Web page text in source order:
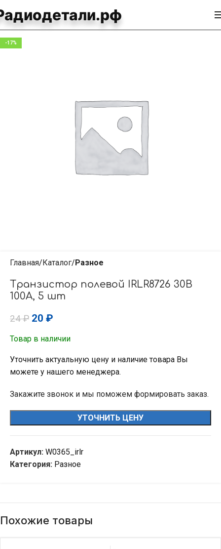
-17%
Главная Каталог Разное
Транзистор полевой IRLR8726 30B
100A, 5 шт
24₽ 20 ₽
Товар в наличии
Уточнить актуальную цену и наличие товара Вы
можете у нашего менеджера.
Закажите звонок и мы поможем формировать заказ.
УТОЧНИТЬ ЦЕНУ
Артикул: W0365_irlr
Категория: Разное
Похожие товары